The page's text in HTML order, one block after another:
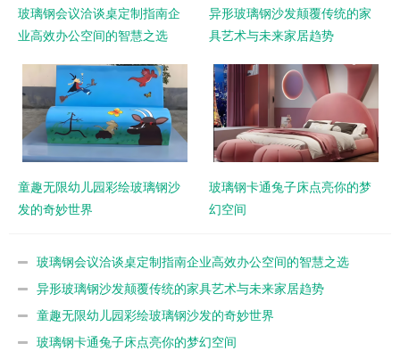
玻璃钢会议洽谈桌定制指南企
业高效办公空间的智慧之选
异形玻璃钢沙发颠覆传统的家
具艺术与未来家居趋势
童趣无限幼儿园彩绘玻璃钢沙
发的奇妙世界
玻璃钢卡通兔子床点亮你的梦
幻空间
玻璃钢会议洽谈桌定制指南企业高效办公空间的智慧之选
异形玻璃钢沙发颠覆传统的家具艺术与未来家居趋势
童趣无限幼儿园彩绘玻璃钢沙发的奇妙世界
玻璃钢卡通兔子床点亮你的梦幻空间